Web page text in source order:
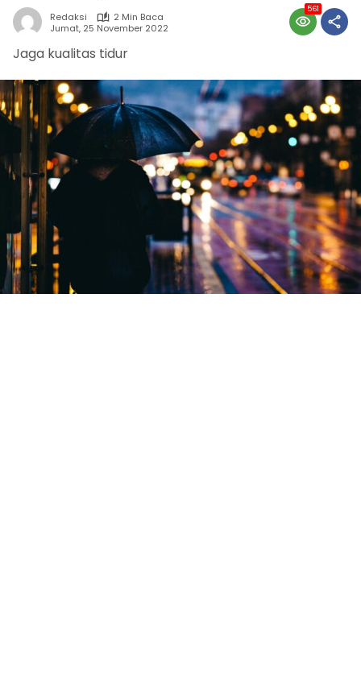
Redaksi
2 Min Baca
Jumat, 25 November 2022
561
Jaga kualitas tidur